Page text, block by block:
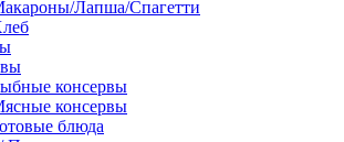
Лапша/Спагетти
консервы
консервы
блюда